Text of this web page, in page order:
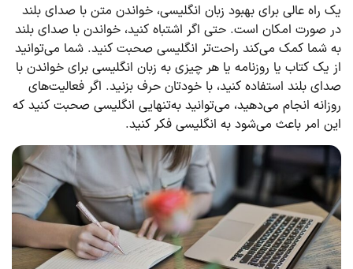
یک راه عالی برای بهبود زبان انگلیسی، خواندن متن با صدای بلند
در صورت امکان است. حتی اگر اشتباه کنید، خواندن با صدای بلند
به شما کمک می‌کند راحت‌تر انگلیسی صحبت کنید. شما می‌توانید
از یک کتاب یا روزنامه یا هر چیزی به زبان انگلیسی برای خواندن با
صدای بلند استفاده کنید، با خودتان حرف بزنید. اگر فعالیت‌های
روزانه انجام می‌دهید، می‌توانید به‌تنهایی انگلیسی صحبت کنید که
این امر باعث می‌شود به انگلیسی فکر کنید.